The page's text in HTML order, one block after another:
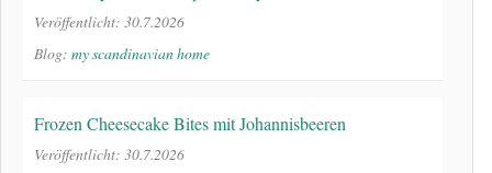
Veröffentlicht: 30.7.2026
Blog: my scandinavian home
Frozen Cheesecake Bites mit Johannisbeeren
Veröffentlicht: 30.7.2026